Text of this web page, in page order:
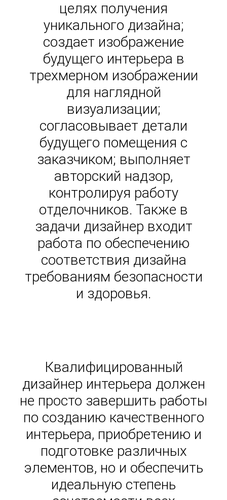
целях получения
уникального дизайна;
создает изображение
будущего интерьера в
трехмерном изображении
для наглядной
визуализации;
согласовывает детали
будущего помещения с
заказчиком; выполняет
авторский надзор,
контролируя работу
отделочников. Также в
задачи дизайнер входит
работа по обеспечению
соответствия дизайна
требованиям безопасности
и здоровья.
Квалифицированный
дизайнер интерьера должен
не просто завершить работы
по созданию качественного
интерьера, приобретению и
подготовке различных
элементов, но и обеспечить
идеальную степень